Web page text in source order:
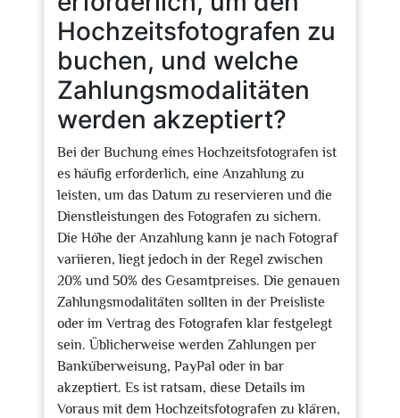
Hochzeitsfotografen zu
buchen, und welche
Zahlungsmodalitäten
werden akzeptiert?
Bei der Buchung eines Hochzeitsfotografen ist
es häufig erforderlich, eine Anzahlung zu
leisten, um das Datum zu reservieren und die
Dienstleistungen des Fotografen zu sichern.
Die Höhe der Anzahlung kann je nach Fotograf
variieren, liegt jedoch in der Regel zwischen
20% und 50% des Gesamtpreises. Die genauen
Zahlungsmodalitäten sollten in der Preisliste
oder im Vertrag des Fotografen klar festgelegt
sein. Üblicherweise werden Zahlungen per
Banküberweisung, PayPal oder in bar
akzeptiert. Es ist ratsam, diese Details im
Voraus mit dem Hochzeitsfotografen zu klären,